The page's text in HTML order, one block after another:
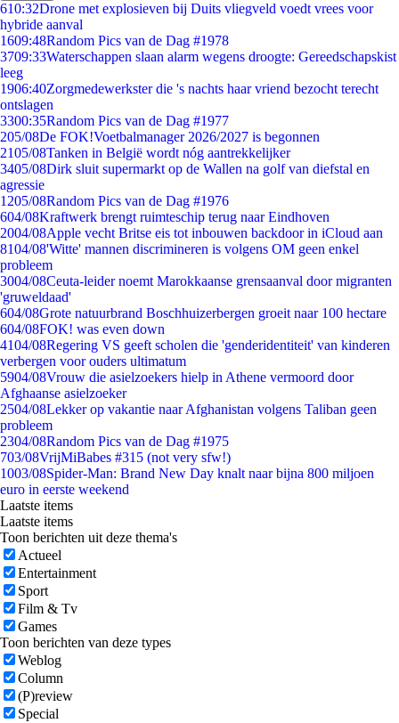
610:32Drone met explosieven bij Duits vliegveld voedt vrees voor
hybride aanval
1609:48Random Pics van de Dag #1978
3709:33Waterschappen slaan alarm wegens droogte: Gereedschapskist
leeg
1906:40Zorgmedewerkster die 's nachts haar vriend bezocht terecht
ontslagen
3300:35Random Pics van de Dag #1977
205/08De FOK!Voetbalmanager 2026/2027 is begonnen
2105/08Tanken in België wordt nóg aantrekkelijker
3405/08Dirk sluit supermarkt op de Wallen na golf van diefstal en
agressie
1205/08Random Pics van de Dag #1976
604/08Kraftwerk brengt ruimteschip terug naar Eindhoven
2004/08Apple vecht Britse eis tot inbouwen backdoor in iCloud aan
8104/08'Witte' mannen discrimineren is volgens OM geen enkel
probleem
3004/08Ceuta-leider noemt Marokkaanse grensaanval door migranten
'gruweldaad'
604/08Grote natuurbrand Boschhuizerbergen groeit naar 100 hectare
604/08FOK! was even down
4104/08Regering VS geeft scholen die 'genderidentiteit' van kinderen
verbergen voor ouders ultimatum
5904/08Vrouw die asielzoekers hielp in Athene vermoord door
Afghaanse asielzoeker
2504/08Lekker op vakantie naar Afghanistan volgens Taliban geen
probleem
2304/08Random Pics van de Dag #1975
703/08VrijMiBabes #315 (not very sfw!)
1003/08Spider-Man: Brand New Day knalt naar bijna 800 miljoen
euro in eerste weekend
Laatste items
Laatste items
Toon berichten uit deze thema's
Actueel
Entertainment
Sport
Film & Tv
Games
Toon berichten van deze types
Weblog
Column
(P)review
Special